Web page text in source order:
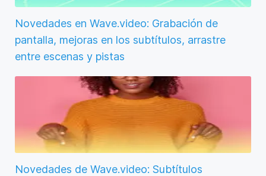
Novedades en Wave.video: Grabación de
pantalla, mejoras en los subtítulos, arrastre
entre escenas y pistas
Novedades de Wave.video: Subtítulos